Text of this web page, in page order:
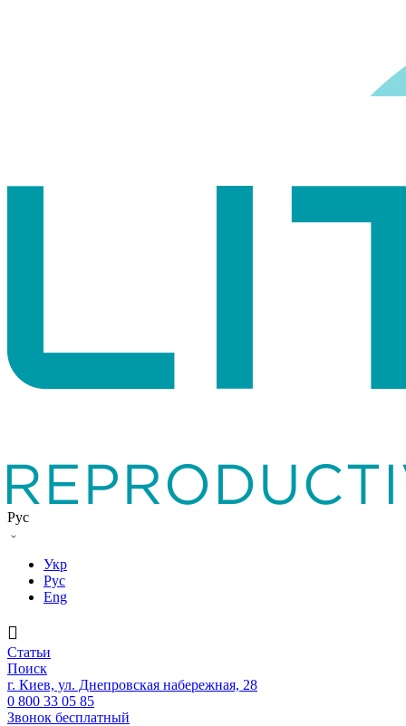
Рус
Укр
Рус
Eng
Статьи
Поиск
г. Киев, ул. Днепровская набережная, 28
0 800 33 05 85
Звонок бесплатный